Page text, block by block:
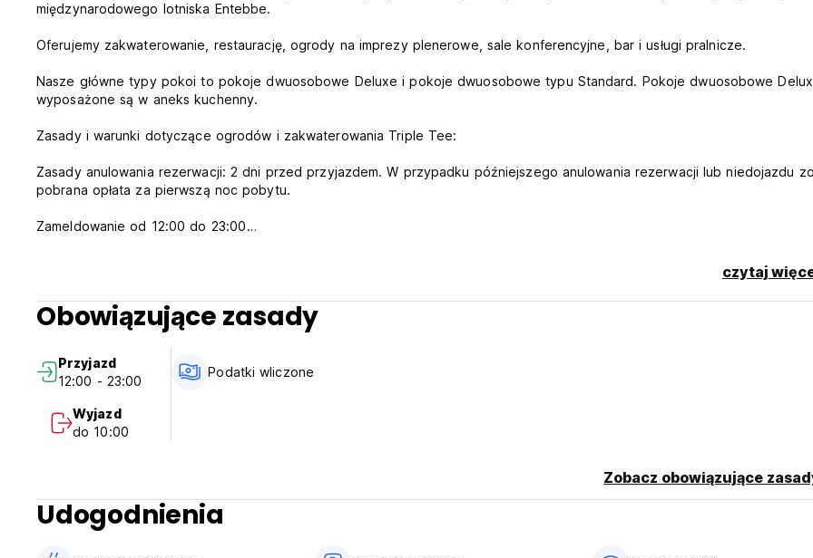
międzynarodowego lotniska Entebbe.
Oferujemy zakwaterowanie, restaurację, ogrody na imprezy plenerowe, sale konferencyjne, bar i usługi pralnicze.
Nasze główne typy pokoi to pokoje dwuosobowe Deluxe i pokoje dwuosobowe typu Standard. Pokoje dwuosobowe
wyposażone są w aneks kuchenny.
Zasady i warunki dotyczące ogrodów i zakwaterowania Triple Tee:
Zasady anulowania rezerwacji: 2 dni przed przyjazdem. W przypadku późniejszego anulowania rezerwacji lub niedojazdu
pobrana opłata za pierwszą noc pobytu.
Zameldowanie od 12:00 do 23:00
Podatki wliczone w cenę
Śniadanie w cenie
Całodobowa recepcja.
Żadnych specjalnych warunków (Auto-translated from original language)
czytaj
Obowiązujące zasady
Przyjazd
12:00 - 23:00
Wyjazd
do 10:00
Podatki wliczone
Zobacz obowiązujące
Udogodnienia